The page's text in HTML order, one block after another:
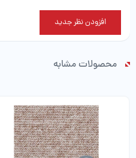
افزودن نظر جدید
محصولات مشابه